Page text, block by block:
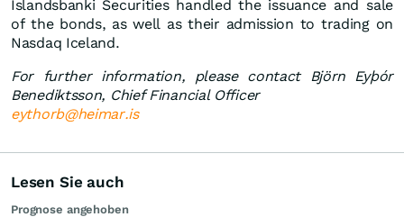
Íslandsbanki Securities handled the issuance and sale
of the bonds, as well as their admission to trading on
Nasdaq Iceland.
For
further information, please contact
Björn Eyþór
Benediktsson, Chief Financial Officer
eythorb@heimar.is
Lesen Sie auch
Prognose angehoben